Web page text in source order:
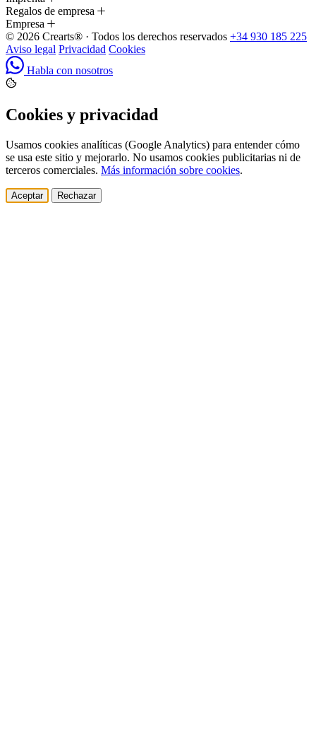
Regalos de empresa
Empresa
© 2026 Crearts® · Todos los derechos reservados +34 930 185 225
Aviso legal Privacidad Cookies
Habla con nosotros
Cookies y privacidad
Usamos cookies analíticas (Google Analytics) para entender cómo
se usa este sitio y mejorarlo. No usamos cookies publicitarias ni de
terceros comerciales. Más información sobre cookies.
Aceptar Rechazar